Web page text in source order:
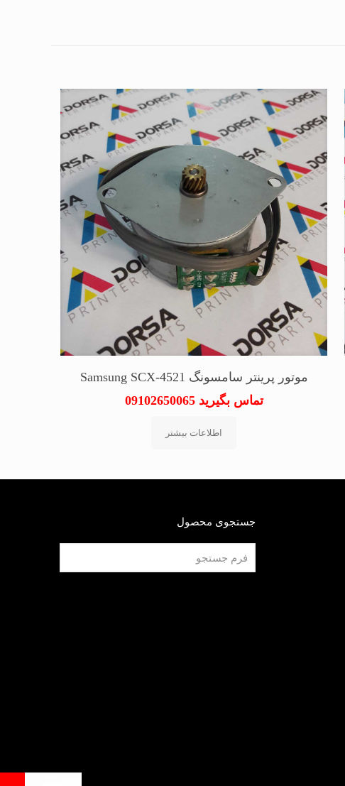
موتور پرینتر سامسونگ Samsung SCX-4521
تماس بگیرید 09102650065
اطلاعات بیشتر
جستجوی محصول